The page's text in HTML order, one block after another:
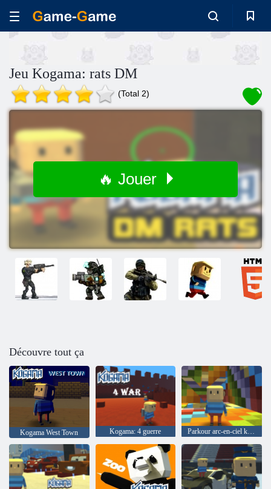
Jeu Kogama: rats DM
(Total 2)
🔥 Jouer
Découvre tout ça
Kogama West Town Kogama: 4 guerre Parkour arc-en-ciel kogama